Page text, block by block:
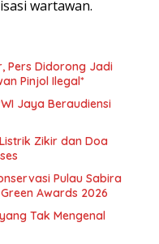
wartawan.
Pers Didorong Jadi
Pinjol Ilegal*
Jaya Beraudiensi
Zikir dan Doa
Pulau Sabira
Awards 2026
Tak Mengenal